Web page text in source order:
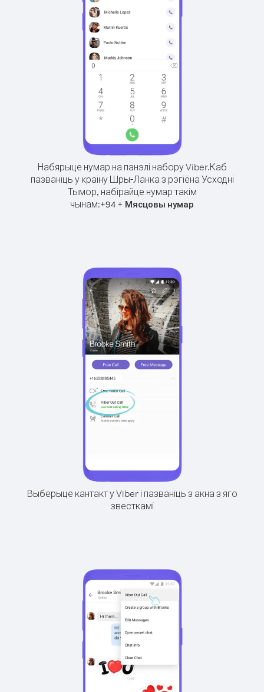
Набярыце нумар на панэлі набору Viber.Каб
пазваніць у краіну Шры-Ланка з рэгіёна Усходні
Тымор, набірайце нумар такім
чынам:+94 + Мясцовы нумар
Выберыце кантакт у Viber і пазваніць з акна з яго
звесткамі